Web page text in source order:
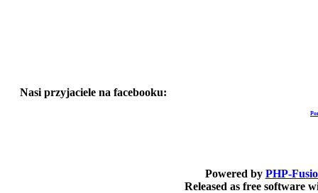
Nasi przyjaciele na facebooku:
Powered by PHP-
Released as free software